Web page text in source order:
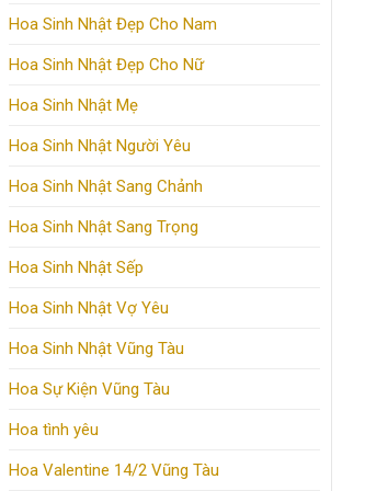
Hoa Sinh Nhật Đẹp Cho Nam
Hoa Sinh Nhật Đẹp Cho Nữ
Hoa Sinh Nhật Mẹ
Hoa Sinh Nhật Người Yêu
Hoa Sinh Nhật Sang Chảnh
Hoa Sinh Nhật Sang Trọng
Hoa Sinh Nhật Sếp
Hoa Sinh Nhật Vợ Yêu
Hoa Sinh Nhật Vũng Tàu
Hoa Sự Kiện Vũng Tàu
Hoa tình yêu
Hoa Valentine 14/2 Vũng Tàu